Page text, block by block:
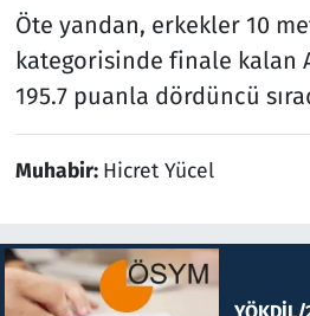
Öte yandan, erkekler 10
kategorisinde finale kalan
195.7 puanla dördüncü
Muhabir: Hicret Yücel